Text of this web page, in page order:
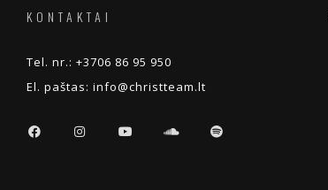
KONTAKTAI
Tel. nr.: +3706 86 95 950
El. paštas: info@christteam.lt